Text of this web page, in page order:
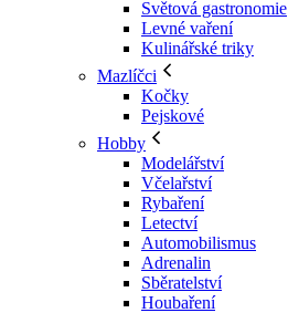
Světová gastronomie
Levné vaření
Kulinářské triky
Mazlíčci
Kočky
Pejskové
Hobby
Modelářství
Včelařství
Rybaření
Letectví
Automobilismus
Adrenalin
Sběratelství
Houbaření